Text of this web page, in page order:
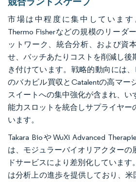
市場は中程度に集中しています
Thermo Fisherなどの規模のリーダ
ットワーク、統合分析、および資
せ、バッチあたりコストを削減し後
き付けています。戦略的動向には
のバカビル買収とCatalentの高マー
スイートへの集中強化が含まれ、い
能力スロットを統合しサプライヤー
います。
Takara BioやWuXi Advanced
は、モジュラーバイオリアクターの
ドサービスにより差別化しています
は分析上の進歩を提供しており、米